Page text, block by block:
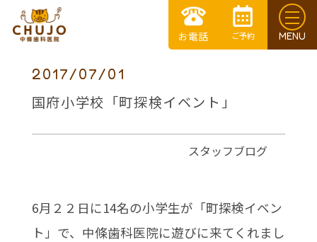
2017/07/01
国府小学校「町探検イベント」
スタッフブログ
6月２２日に14名の小学生が「町探検イベン
ト」で、中條歯科医院に遊びに来てくれまし